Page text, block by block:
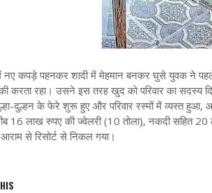
नए कपड़े पहनकर शादी में मेहमान बनकर घुसे युवक ने
करता रहा। उसने इस तरह खुद को परिवार का सदस्य
दुल्हन के फेरे शुरू हुए और परिवार रस्मों में व्यस्त हुआ,
16 लाख रुपए की ज्वेलरी (10 तोला), नकदी सहित 20
से रिसोर्ट से निकल गया।